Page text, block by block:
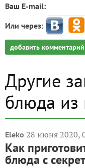
Ваш E-mail:
Или через:
добавить комментарий
Другие
блюда из
Eleko 28 июня 2020,
Как
блюда с